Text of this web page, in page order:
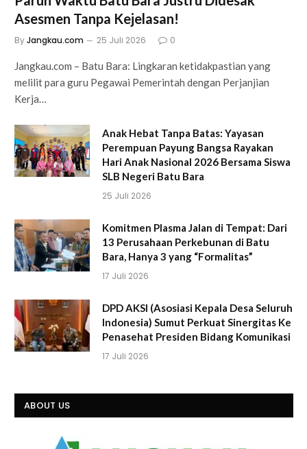
Asesmen Tanpa Kejelasan!
ByJangkau.com 25 Juli 2026 0
Jangkau.com – Batu Bara: Lingkaran ketidakpastian yang
melilit para guru Pegawai Pemerintah dengan Perjanjian
Kerja…
Anak Hebat Tanpa Batas: Yayasan
Perempuan Payung Bangsa Rayakan
Hari Anak Nasional 2026 Bersama Siswa
SLB Negeri Batu Bara
25 Juli 2026
Komitmen Plasma Jalan di Tempat: Dari
13 Perusahaan Perkebunan di Batu
Bara, Hanya 3 yang “Formalitas”
17 Juli 2026
DPD AKSI (Asosiasi Kepala Desa Seluruh
Indonesia) Sumut Perkuat Sinergitas Ke
Penasehat Presiden Bidang Komunikasi
17 Juli 2026
ABOUT US